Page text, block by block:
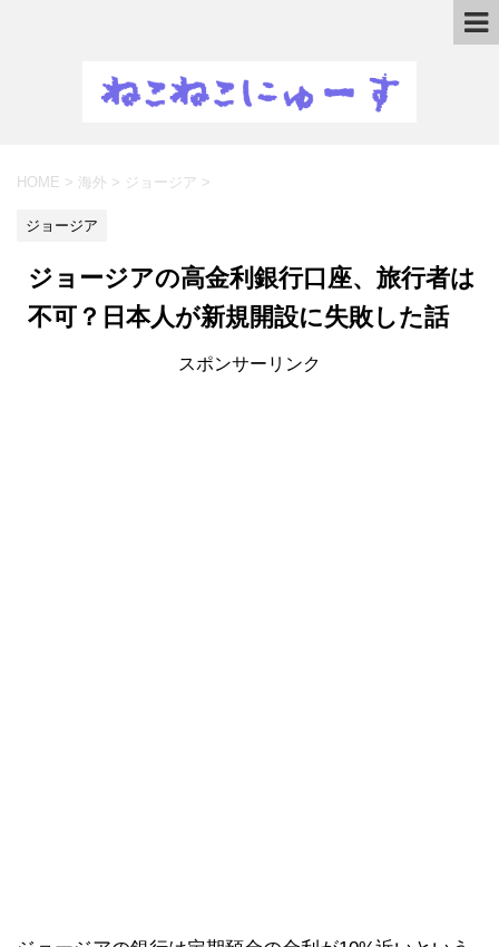
HOME > 海外 > ジョージア >
ジョージア
ジョージアの高金利銀行口座、旅行者は
不可？日本人が新規開設に失敗した話
スポンサーリンク